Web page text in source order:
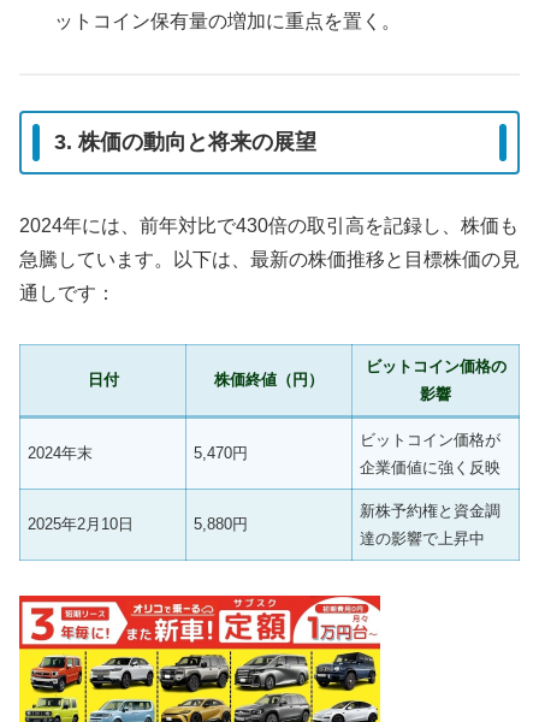
ットコイン保有量の増加に重点を置く​。
3. 株価の動向と将来の展望
2024年には、前年対比で430倍の取引高を記録し、株価も
急騰しています。以下は、最新の株価推移と目標株価の見
通しです：
日付 株価終値（円）
ビットコイン価格の
影響
2024年末 5,470円
ビットコイン価格が
企業価値に強く反映
2025年2月10日 5,880円
新株予約権と資金調
達の影響で上昇中